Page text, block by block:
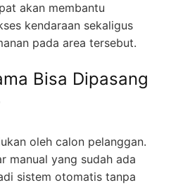
akan membantu
kendaraan sekaligus
pada area tersebut.
Bisa Dipasang
oleh calon pelanggan.
manual yang sudah ada
sistem otomatis tanpa